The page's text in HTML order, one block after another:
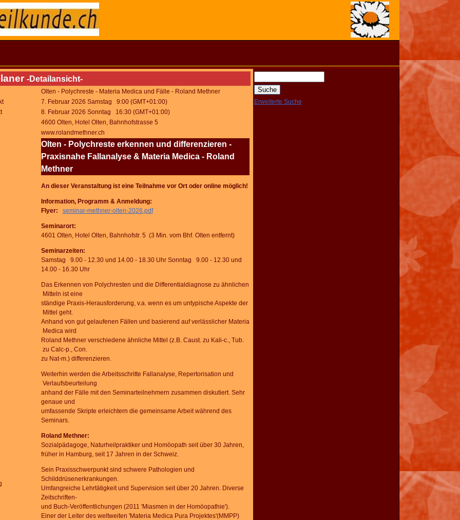
-Detailansicht-
Olten - Polychreste - Materia Medica und Fälle - Roland Methner
7. Februar 2026 Samstag 9:00 (GMT+01:00)
8. Februar 2026 Sonntag 16:30 (GMT+01:00)
4600 Olten, Hotel Olten, Bahnhofstrasse 5
www.rolandmethner.ch
Olten - Polychreste erkennen und differenzieren -
Praxisnahe Fallanalyse & Materia Medica - Roland
Methner
An dieser Veranstaltung ist eine Teilnahme vor Ort oder online möglich!
Information, Programm & Anmeldung:
Flyer: seminar-methner-olten-2026.pdf
Seminarort:
4601 Olten, Hotel Olten, Bahnhofstr. 5 (3 Min. vom Bhf. Olten entfernt)
Seminarzeiten:
Samstag 9.00 - 12.30 und 14.00 - 18.30 Uhr Sonntag 9.00 - 12.30 und
14.00 - 16.30 Uhr
Das Erkennen von Polychresten und die Differentialdiagnose zu ähnlichen
Mitteln ist eine
ständige Praxis-Herausforderung, v.a. wenn es um untypische Aspekte der
Mittel geht.
Anhand von gut gelaufenen Fällen und basierend auf verlässlicher Materia
Medica wird
Roland Methner verschiedene ähnliche Mittel (z.B. Caust. zu Kali-c., Tub.
zu Calc-p., Con.
zu Nat-m.) differenzieren.
Weiterhin werden die Arbeitsschritte Fallanalyse, Repertorisation und
Verlaufsbeurteilung
anhand der Fälle mit den Seminarteilnehmern zusammen diskutiert. Sehr
genaue und
umfassende Skripte erleichtern die gemeinsame Arbeit während des
Seminars.
Roland Methner:
Sozialpädagoge, Naturheilpraktiker und Homöopath seit über 30 Jahren,
früher in Hamburg, seit 17 Jahren in der Schweiz.
Sein Praxisschwerpunkt sind schwere Pathologien und
Schilddrüsenerkrankungen.
Umfangreiche Lehrtätigkeit und Supervision seit über 20 Jahren. Diverse
Zeitschriften-
und Buch-Veröffentlichungen (2011 'Miasmen in der Homöopathie').
Einer der Leiter des weltweiten 'Materia Medica Pura Projektes'(MMPP)
Erweiterte Suche